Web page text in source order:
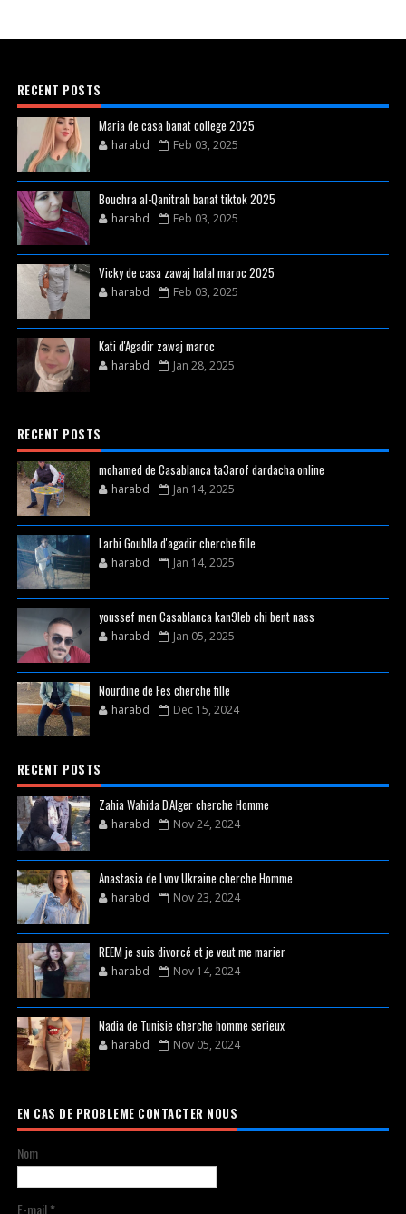
RECENT POSTS
Maria de casa banat college 2025
harabd Feb 03, 2025
Bouchra al-Qanitrah banat tiktok 2025
harabd Feb 03, 2025
Vicky de casa zawaj halal maroc 2025
harabd Feb 03, 2025
Kati d'Agadir zawaj maroc
harabd Jan 28, 2025
RECENT POSTS
mohamed de Casablanca ta3arof dardacha online
harabd Jan 14, 2025
Larbi Goublla d'agadir cherche fille
harabd Jan 14, 2025
youssef men Casablanca kan9leb chi bent nass
harabd Jan 05, 2025
Nourdine de Fes cherche fille
harabd Dec 15, 2024
RECENT POSTS
Zahia Wahida D'Alger cherche Homme
harabd Nov 24, 2024
Anastasia de Lvov Ukraine cherche Homme
harabd Nov 23, 2024
REEM je suis divorcé et je veut me marier
harabd Nov 14, 2024
Nadia de Tunisie cherche homme serieux
harabd Nov 05, 2024
EN CAS DE PROBLEME CONTACTER NOUS
Nom
E-mail*